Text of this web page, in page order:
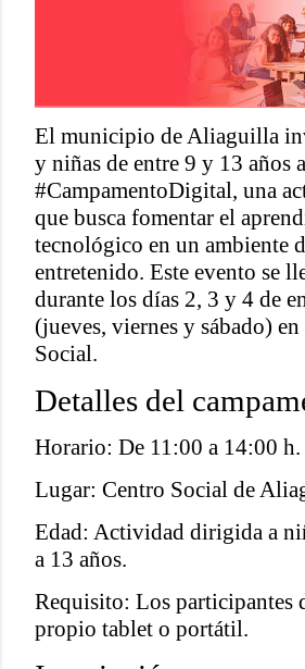
El municipio de Aliaguilla
y niñas de entre 9 y 13 años
#CampamentoDigital, una
que busca fomentar el
tecnológico en un ambiente
entretenido. Este evento se
durante los días 2, 3 y 4 de
(jueves, viernes y sábado)
Social.
Detalles del
Horario: De 11:00 a 14:00 h.
Lugar: Centro Social de
Edad: Actividad dirigida a
a 13 años.
Requisito: Los participantes
propio tablet o portátil.